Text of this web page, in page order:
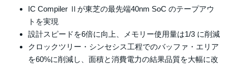
IC Compiler Ⅱが東芝の最先端40nm SoC のテープアウ
トを実現
設計スピードを6倍に向上、メモリー使用量は1/3 に削減
クロックツリー・シンセシス工程でのバッファ・エリア
を60%に削減し、面積と消費電力の結果品質を大幅に改